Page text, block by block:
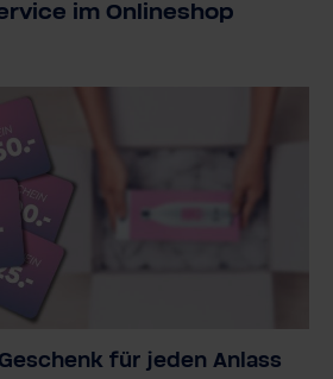
im Onlineshop
für jeden Anlass